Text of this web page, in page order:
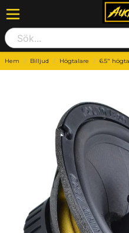
Hem Billjud Högtalare 6.5"